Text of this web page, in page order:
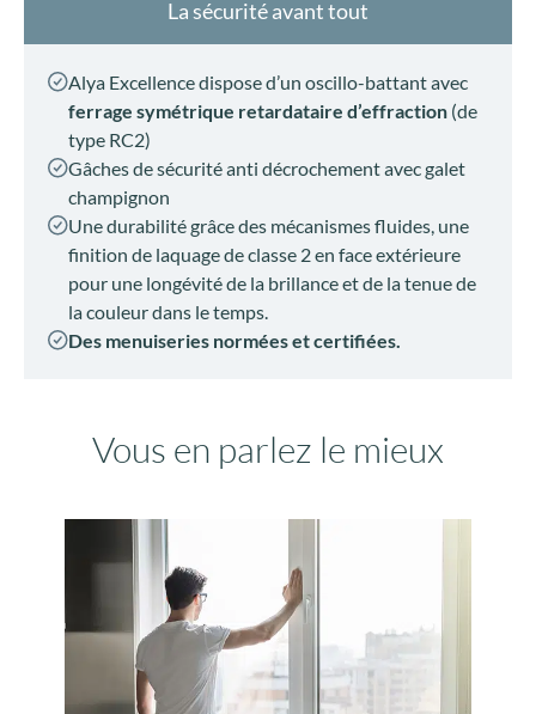
La sécurité avant tout
Alya Excellence dispose d’un oscillo-battant avec
ferrage symétrique retardataire d’effraction (de
type RC2)
Gâches de sécurité anti décrochement avec galet
champignon
Une durabilité grâce des mécanismes fluides, une
finition de laquage de classe 2 en face extérieure
pour une longévité de la brillance et de la tenue de
la couleur dans le temps.
Des menuiseries normées et certifiées.
Vous en parlez le mieux